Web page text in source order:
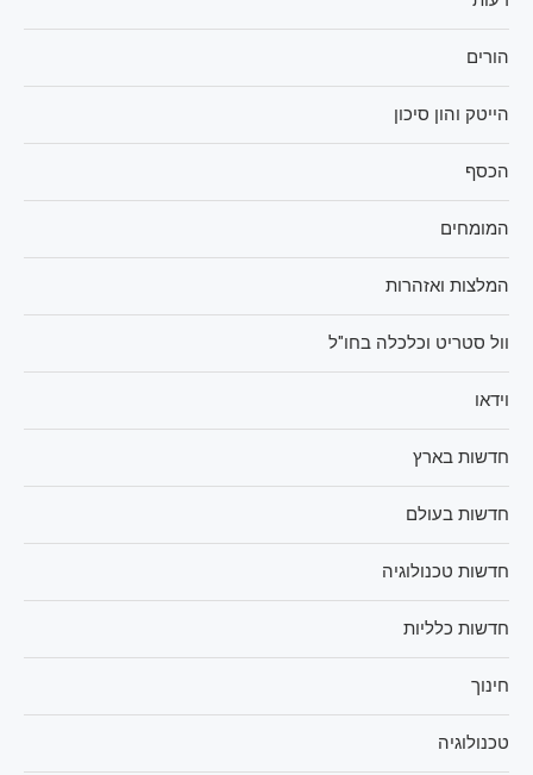
הורים
הייטק והון סיכון
הכסף
המומחים
המלצות ואזהרות
וול סטריט וכלכלה בחו"ל
וידאו
חדשות בארץ
חדשות בעולם
חדשות טכנולוגיה
חדשות כלליות
חינוך
טכנולוגיה